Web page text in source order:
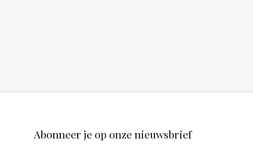
Abonneer je op onze nieuwsbrief